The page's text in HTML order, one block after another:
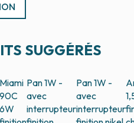
SUGGÉRÉS
Miami
90C
6W
Pan 1W -
avec
interrupteur
Pan 1W -
avec
interrupteur